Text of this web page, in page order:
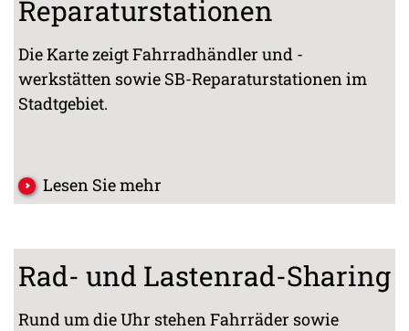
Reparaturstationen
Die Karte zeigt Fahrradhändler und -
werkstätten sowie SB-Reparaturstationen im
Stadtgebiet.
Lesen Sie mehr
Rad- und Lastenrad-Sharing
Rund um die Uhr stehen Fahrräder sowie